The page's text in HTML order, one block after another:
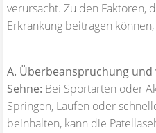
verursacht. Zu den Faktoren,
Erkrankung beitragen
A. Überbeanspruchung
Sehne: Bei Sportarten oder
Springen, Laufen oder
beinhalten, kann die